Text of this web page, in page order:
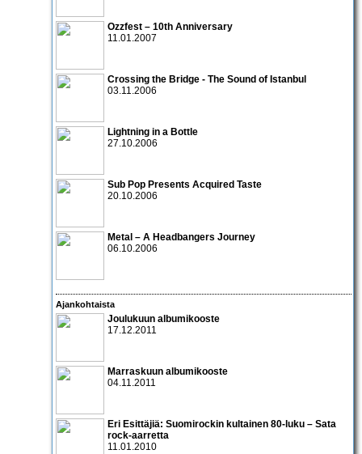
Ozzfest – 10th Anniversary
11.01.2007
Crossing the Bridge - The Sound of Istanbul
03.11.2006
Lightning in a Bottle
27.10.2006
Sub Pop Presents Acquired Taste
20.10.2006
Metal – A Headbangers Journey
06.10.2006
Ajankohtaista
Joulukuun albumikooste
17.12.2011
Marraskuun albumikooste
04.11.2011
Eri Esittäjiä: Suomirockin kultainen 80-luku – Sata
rock-aarretta
11.01.2010